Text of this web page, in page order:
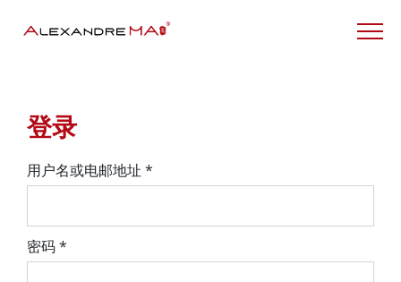
My Account – CN
登录
用户名或电邮地址 *
密码*